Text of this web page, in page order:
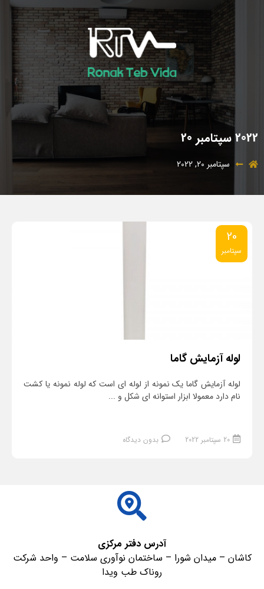
2022 سپتامبر 20
سپتامبر 20, 2022
20
سپتامبر
لوله آزمایش گاما
لوله آزمایش گاما یک نمونه از لوله ای است که لوله نمونه یا کشت
نام دارد معمولا ابزار استوانه ای شکل و ...
20 سپتامبر 2022 بدون دیدگاه
آدرس دفتر مرکزی
کاشان – میدان شورا – ساختمان نوآوری سلامت – واحد شرکت
روناک طب ویدا